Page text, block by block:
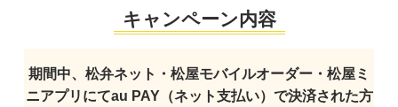
キャンペーン内容
期間中、松弁ネット・松屋モバイルオーダー・松屋ミ
ニアプリにてau PAY（ネット支払い）で決済された方